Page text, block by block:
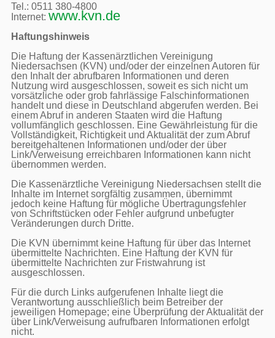
Tel.: 0511 380-4800
Internet: www.kvn.de
Haftungshinweis
Die Haftung der Kassenärztlichen Vereinigung
Niedersachsen (KVN) und/oder der einzelnen Autoren für
den Inhalt der abrufbaren Informationen und deren
Nutzung wird ausgeschlossen, soweit es sich nicht um
vorsätzliche oder grob fahrlässige Falschinformationen
handelt und diese in Deutschland abgerufen werden. Bei
einem Abruf in anderen Staaten wird die Haftung
vollumfänglich geschlossen. Eine Gewährleistung für die
Vollständigkeit, Richtigkeit und Aktualität der zum Abruf
bereitgehaltenen Informationen und/oder der über
Link/Verweisung erreichbaren Informationen kann nicht
übernommen werden.
Die Kassenärztliche Vereinigung Niedersachsen stellt die
Inhalte im Internet sorgfältig zusammen, übernimmt
jedoch keine Haftung für mögliche Übertragungsfehler
von Schriftstücken oder Fehler aufgrund unbefugter
Veränderungen durch Dritte.
Die KVN übernimmt keine Haftung für über das Internet
übermittelte Nachrichten. Eine Haftung der KVN für
übermittelte Nachrichten zur Fristwahrung ist
ausgeschlossen.
Für die durch Links aufgerufenen Inhalte liegt die
Verantwortung ausschließlich beim Betreiber der
jeweiligen Homepage; eine Überprüfung der Aktualität der
über Link/Verweisung aufrufbaren Informationen erfolgt
nicht.